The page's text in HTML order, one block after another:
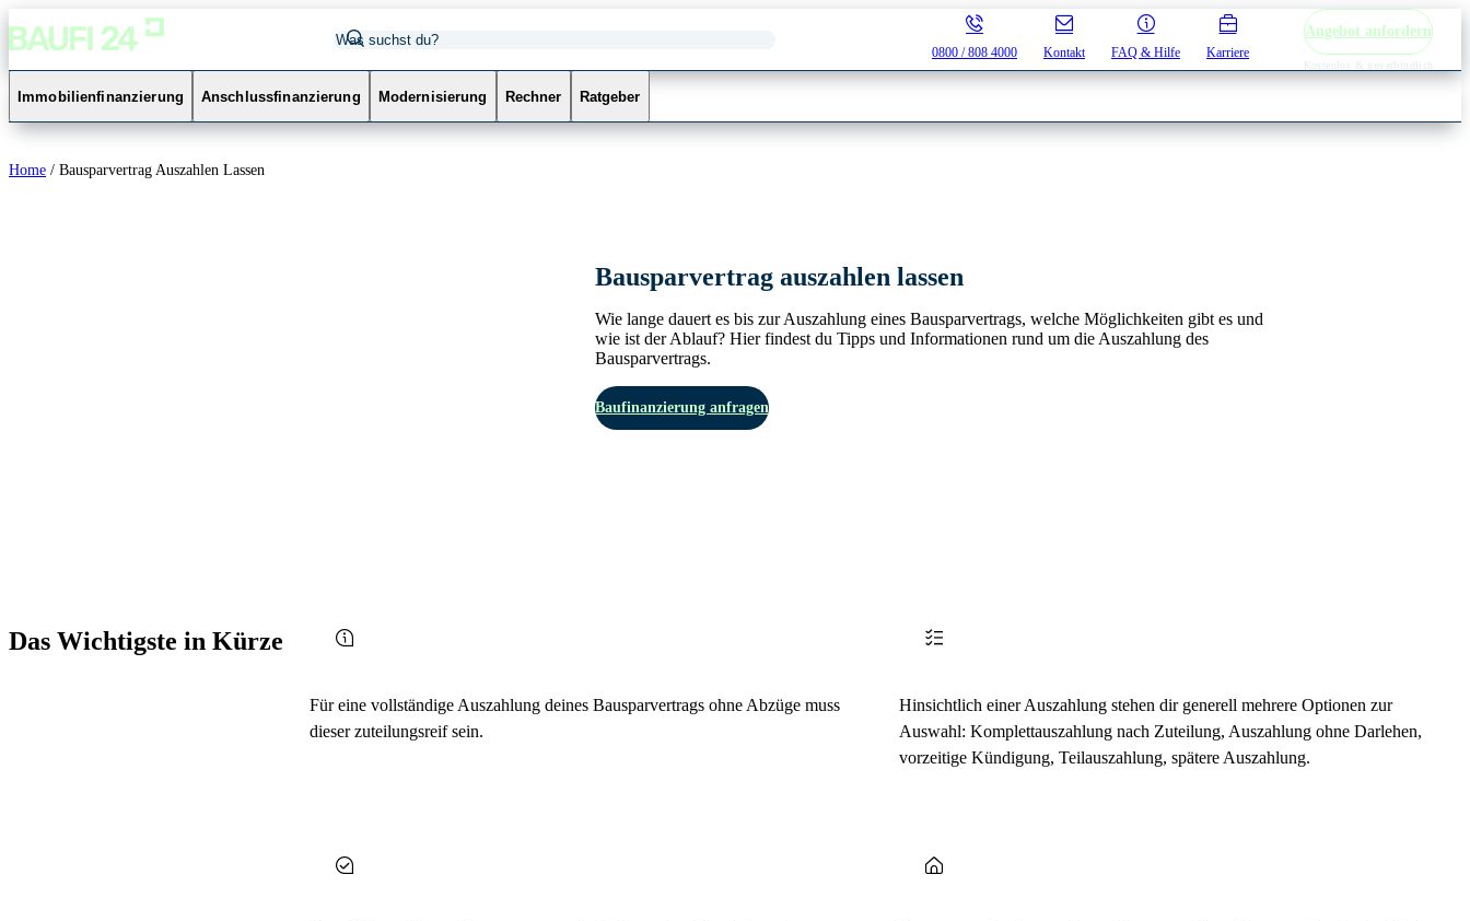
0800 / 808 4000 Kontakt FAQ & Hilfe Karriere
Angebot anfordern
Kostenlos & unverbindlich
Immobilienfinanzierung Anschlussfinanzierung Modernisierung Rechner Ratgeber
Home / Bausparvertrag Auszahlen Lassen
Bausparvertrag auszahlen lassen
Wie lange dauert es bis zur Auszahlung eines Bausparvertrags, welche Möglichkeiten gibt es und
wie ist der Ablauf? Hier findest du Tipps und Informationen rund um die Auszahlung des
Bausparvertrags.
Baufinanzierung anfragen
Das Wichtigste in Kürze
Für eine vollständige Auszahlung deines Bausparvertrags ohne Abzüge muss
dieser zuteilungsreif sein.
Hinsichtlich einer Auszahlung stehen dir generell mehrere Optionen zur
Auswahl: Komplettauszahlung nach Zuteilung, Auszahlung ohne Darlehen,
vorzeitige Kündigung, Teilauszahlung, spätere Auszahlung.